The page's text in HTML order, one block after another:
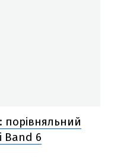
порівняльний
Band 6